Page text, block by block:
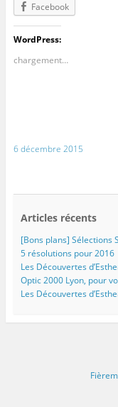
Facebook
WordPress:
chargement…
6 décembre 2015
Articles récents
[Bons plans] Sélections
5 résolutions pour 2016
Les Découvertes
Optic 2000 Lyon, pour
Les Découvertes